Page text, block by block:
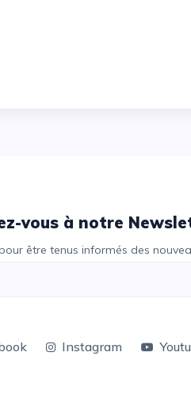
vous à notre
être tenus informés des
Instagram